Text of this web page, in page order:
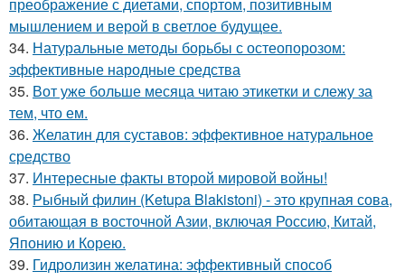
мышлением и верой в светлое будущее.
34. Натуральные методы борьбы с остеопорозом:
эффективные народные средства
35. Вот уже больше месяца читаю этикетки и слежу за
тем, что ем.
36. Желатин для суставов: эффективное натуральное
средство
37. Интересные факты второй мировой войны!
38. Рыбный филин (Ketupa Blakistoni) - это крупная сова,
обитающая в восточной Азии, включая Россию, Китай,
Японию и Корею.
39. Гидролизин желатина: эффективный способ